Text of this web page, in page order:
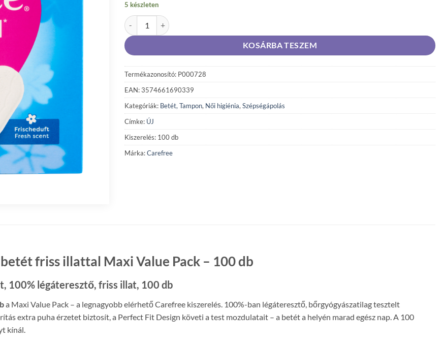
5 készleten
Carefree Cotton Feel Fresh Normal tisztasági betét friss illattal 100 db mennyiség
KOSÁRBA TESZEM
Termékazonosító: P000728
EAN: 3574661690339
Kategóriák: Betét, Tampon, Női higiénia, Szépségápolás
Címke: ÚJ
Kiszerelés: 100 db
Márka:Carefree
friss illattal Maxi Value Pack – 100 db
100% légáteresztő, friss illat, 100 db
a Maxi Value Pack – a legnagyobb elérhető Carefree kiszerelés. 100%-ban légáteresztő, bőrgyógyászatilag tesztelt
extra puha érzetet biztosít, a Perfect Fit Design követi a test mozdulatait – a betét a helyén marad egész nap. A 100
kínál.